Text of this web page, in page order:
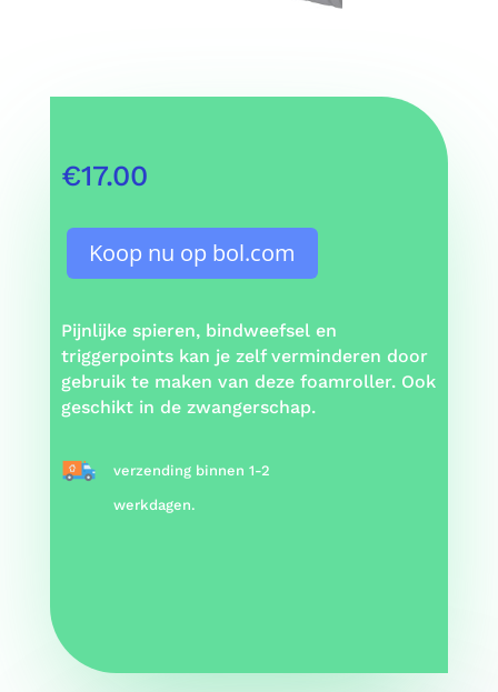
€17.00
Koop nu op bol.com
Pijnlijke spieren, bindweefsel en
triggerpoints kan je zelf verminderen door
gebruik te maken van deze foamroller. Ook
geschikt in de zwangerschap.
verzending binnen 1-2
werkdagen.